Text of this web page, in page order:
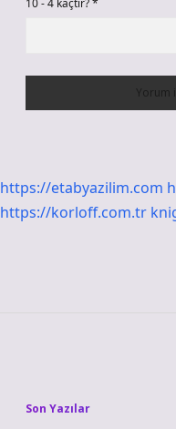
10 - 4 kaçtır?*
https://etabyazilim.com
https://korloff.com.tr
Son Yazılar